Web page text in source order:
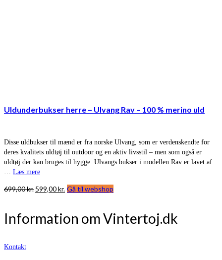
Uldunderbukser herre – Ulvang Rav – 100 % merino uld
Disse uldbukser til mænd er fra norske Ulvang, som er verdenskendte for
deres kvalitets uldtøj til outdoor og en aktiv livsstil – men som også er
uldtøj der kan bruges til hygge. Ulvangs bukser i modellen Rav er lavet af
… Læs mere
699,00kr. Den
var:
599,00kr. Den
er:
Gå til webshop
Information om Vintertoj.dk
Kontakt